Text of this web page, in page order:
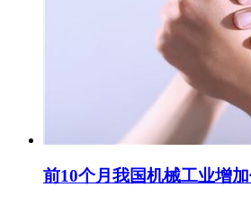
前10个月我国机械工业增